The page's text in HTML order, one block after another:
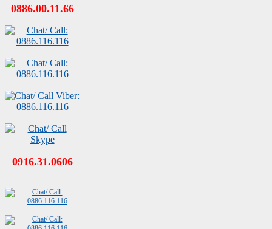
0886.00.11.66
0916.31.0606